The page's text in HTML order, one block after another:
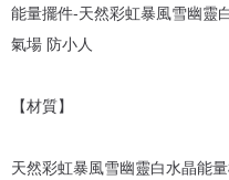
能量擺件-天然彩虹暴風雪幽靈
氣場 防小人
【材質】
天然彩虹暴風雪幽靈白水晶能